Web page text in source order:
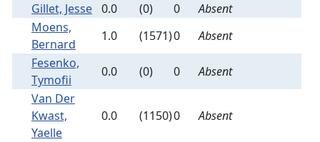
Gillet, Jesse 0.0 (0) 0
Absent
Moens,
Bernard
1.0 (1571)0
Absent
Fesenko,
Tymofii
0.0 (0) 0
Absent
Van Der
Kwast,
Yaelle
0.0 (1150)0 Absent